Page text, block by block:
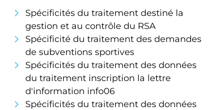
Spécificités du traitement destiné la
gestion et au contrôle du RSA
Spécificité du traitement des demandes
de subventions sportives
Spécificités du traitement des données
du traitement inscription la lettre
d'information info06
Spécificités du traitement des données